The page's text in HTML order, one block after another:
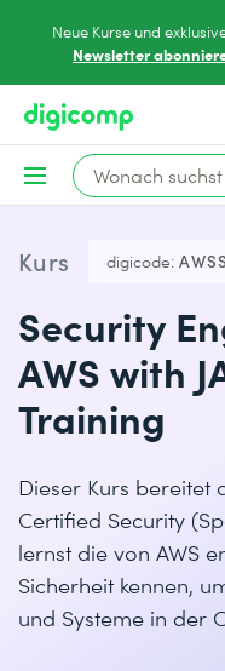
Neue Kurse und
Newsletter
Kurs digicode:
Security
AWS with
Training
Dieser Kurs bereitet
Certified Security
lernst die von AWS
Sicherheit kennen,
und Systeme in der